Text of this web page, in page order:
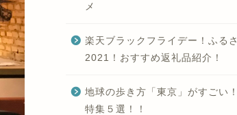
メ
楽天ブラックフライデー！ふる
2021！おすすめ返礼品紹介！
地球の歩き方「東京」がすごい
特集５選！！